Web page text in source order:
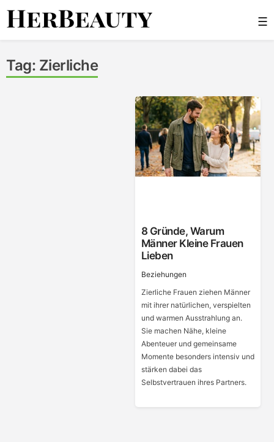
Skip
☰
Tag: Zierliche
8 Gründe, Warum
Männer Kleine Frauen
Lieben
Beziehungen
Zierliche Frauen ziehen Männer
mit ihrer natürlichen, verspielten
und warmen Ausstrahlung an.
Sie machen Nähe, kleine
Abenteuer und gemeinsame
Momente besonders intensiv und
stärken dabei das
Selbstvertrauen ihres Partners.